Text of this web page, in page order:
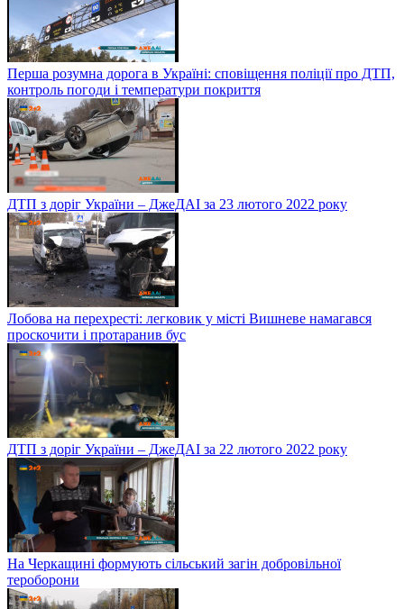
Перша розумна дорога в Україні: сповіщення поліції про ДТП,
контроль погоди і температури покриття
ДТП з доріг України – ДжеДАІ за 23 лютого 2022 року
Лобова на перехресті: легковик у місті Вишневе намагався
проскочити і протаранив бус
ДТП з доріг України – ДжеДАІ за 22 лютого 2022 року
На Черкащині формують сільський загін добровільної
тероборони